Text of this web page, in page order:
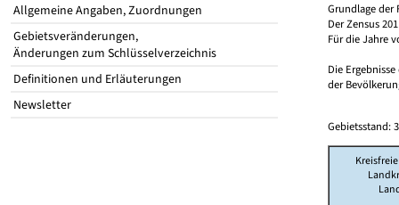
Allgemeine Angaben, Zuordnungen
Gebietsveränderungen,
Änderungen zum Schlüsselverzeichnis
Definitionen und Erläuterungen
Newsletter
Grundlage der
Der Zensus
Für die Jahre
Die
der
Gebietsstand: